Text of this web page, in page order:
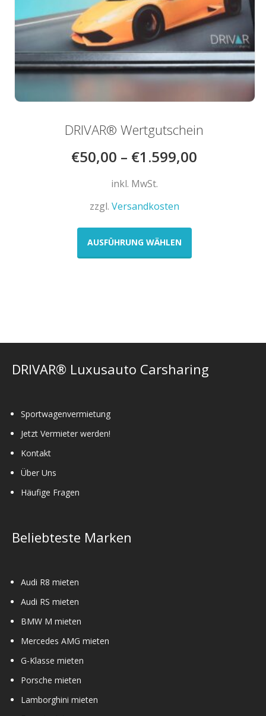
DRIVAR® Wertgutschein
€50,00 – €1.599,00
inkl. MwSt.
zzgl. Versandkosten
AUSFÜHRUNG WÄHLEN
Dieses
der
Produktseite
DRIVAR® Luxusauto Carsharing
Sportwagenvermietung
Jetzt Vermieter werden!
Kontakt
Über Uns
Häufige Fragen
Beliebteste Marken
Audi R8 mieten
Audi RS mieten
BMW M mieten
Mercedes AMG mieten
G-Klasse mieten
Porsche mieten
Lamborghini mieten